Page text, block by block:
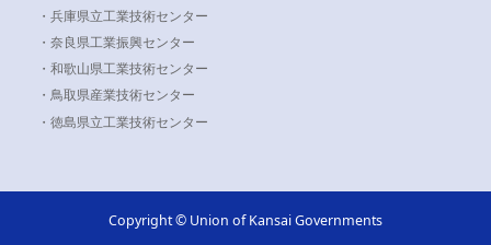
・兵庫県立工業技術センター
・奈良県工業振興センター
・和歌山県工業技術センター
・鳥取県産業技術センター
・徳島県立工業技術センター
Copyright © Union of Kansai Governments